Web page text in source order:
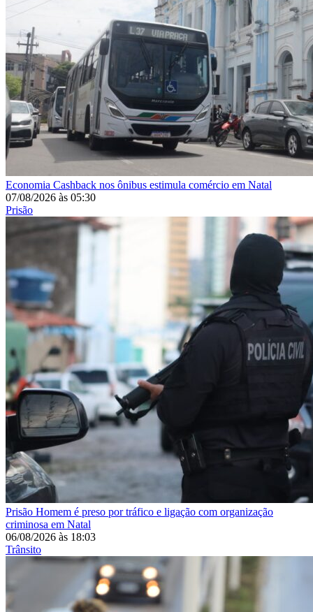
Economia Cashback nos ônibus estimula comércio em Natal
07/08/2026 às 05:30
Prisão
Prisão Homem é preso por tráfico e ligação com organização
criminosa em Natal
06/08/2026 às 18:03
Trânsito